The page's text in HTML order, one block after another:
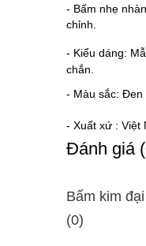
- Bấm nhẹ
chỉnh.
- Kiểu dáng:
chắn.
- Màu sắc: Đen
- Xuất xứ : Việt
Ðánh giá
Bấm kim
(0)